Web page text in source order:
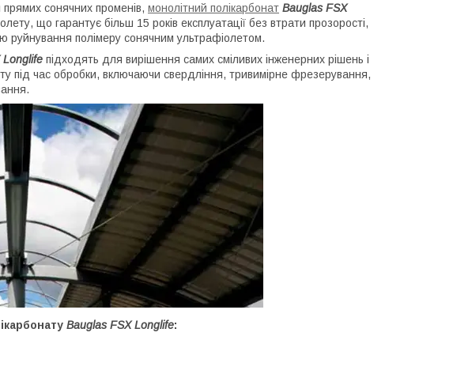
прямих сонячних променів, монолітний полікарбонат Bauglas FSX
що гарантує більш 15 років експлуатації без втрати прозорості,
руйнування полімеру сонячним ультрафіолетом.
Longlife підходять для вирішення самих сміливих інженерних рішень і
під час обробки, включаючи свердління, тривимірне фрезерування,
Bauglas FSX Longlife: